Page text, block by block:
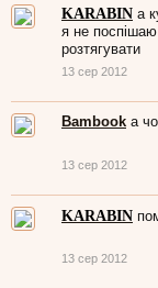
KARABIN а
я не
розтягувати
13 сер 2012
Bambook а
13 сер 2012
KARABIN
13 сер 2012